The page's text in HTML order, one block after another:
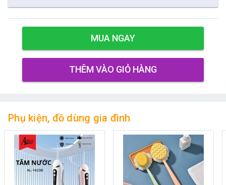
MUA NGAY
THÊM VÀO GIỎ HÀNG
Phụ kiện, đồ dùng gia đình